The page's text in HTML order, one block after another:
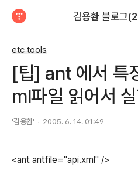
김용환 블로
etc tools
[팁] ant 에서 특
ml파일 읽어서 실
'김용환' 2005. 6. 14. 01:49
<ant antfile="api.xml" />